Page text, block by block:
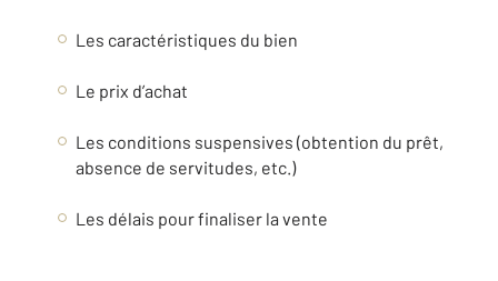
Les caractéristiques du bien
Le prix d’achat
Les conditions suspensives (obtention du prêt,
absence de servitudes, etc.)
Les délais pour finaliser la vente